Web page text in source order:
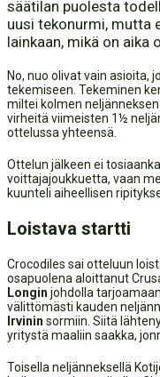
säätilan puolesta
uusi tekonurmi, mutta
lainkaan, mikä on aika
No, nuo olivat vain asioita,
tekemiseen. Tekeminen
miltei kolmen
virheitä viimeisten 1½
ottelussa yhteensä.
Ottelun jälkeen ei
voittajajoukkuetta, vaan
kuunteli aiheellisen
Loistava startti
Crocodiles sai otteluun
osapuolena aloittanut
Longin johdolla
välittömästi kauden
Irvinin sormiin. Siitä
yritystä maaliin saakka,
Toisella neljänneksellä